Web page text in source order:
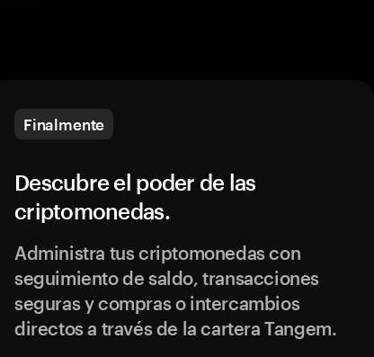
Finalmente
Descubre el poder de las
criptomonedas.
Administra tus criptomonedas con
seguimiento de saldo, transacciones
seguras y compras o intercambios
directos a través de la cartera Tangem.